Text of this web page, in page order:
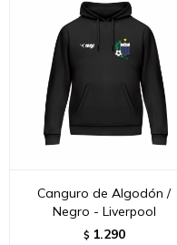
Canguro de Algodón /
Negro - Liverpool
$ 1.290